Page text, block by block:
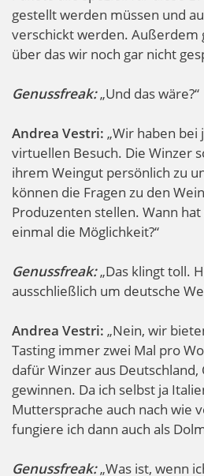
gestellt werden müssen und
verschickt werden. Außerdem
über das wir noch gar nicht
Genussfreak:„Und das wäre?“
Andrea Vestri: „Wir haben
virtuellen Besuch. Die Winzer
ihrem Weingut persönlich zu
können die Fragen zu den
Produzenten stellen. Wann
einmal die Möglichkeit?“
Genussfreak:„Das klingt toll.
ausschließlich um deutsche
Andrea Vestri: „Nein, wir
Tasting immer zwei Mal pro
dafür Winzer aus
gewinnen. Da ich selbst ja
Muttersprache auch nach wie
fungiere ich dann auch als
Genussfreak:„Was ist, wenn